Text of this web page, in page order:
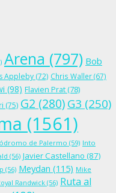
Arena (797) Bob
Appleby (72) Chris Waller(67)
(98) Flavien Prat (78)
(75) G2 (280)G3 (250)
(1561)
de Palermo (59) Into
(56) Javier Castellano (87)
(56) Meydan (115) Mike
Randwick (56) Ruta al